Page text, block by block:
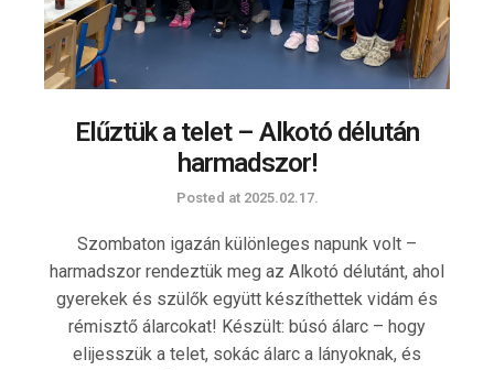
Elűztük a telet – Alkotó délután
harmadszor!
Posted at 2025.02.17.
Szombaton igazán különleges napunk volt –
harmadszor rendeztük meg az Alkotó délutánt, ahol
gyerekek és szülők együtt készíthettek vidám és
rémisztő álarcokat! Készült: búsó álarc – hogy
elijesszük a telet, sokác álarc a lányoknak, és